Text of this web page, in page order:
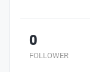
FOLLOWER
0